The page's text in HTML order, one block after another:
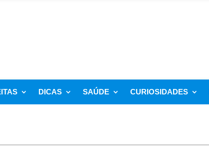
DICAS SAÚDE CURIOSIDADES